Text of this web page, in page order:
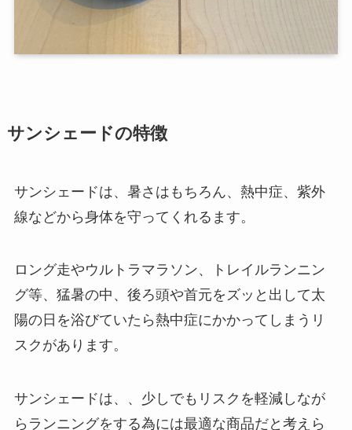
サンシェードの特徴
サンシェードは、暑さはもちろん、熱中症、紫外
線などから身体を守ってくれるます。
ロング走やウルトラマラソン、トレイルランニン
グ等、猛暑の中、後ろ頭や首元をズッと出して太
陽の日を浴びていたら熱中症にかかってしまうリ
スクがあります。
サンシェードは、、少しでもリスクを軽減しなが
らランニングをする為には最適な商品だと考えら